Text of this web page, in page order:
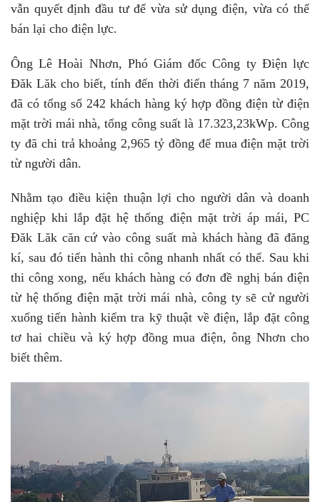
vẫn quyết định đầu tư để vừa sử dụng điện, vừa có thể
bán lại cho điện lực.
Ông Lê Hoài Nhơn, Phó Giám đốc Công ty Điện lực
Đăk Lăk cho biết, tính đến thời điển tháng 7 năm 2019,
đã có tổng số 242 khách hàng ký hợp đồng điện từ điện
mặt trời mái nhà, tổng công suất là 17.323,23kWp. Công
ty đã chi trả khoảng 2,965 tỷ đồng để mua điện mặt trời
từ người dân.
Nhằm tạo điều kiện thuận lợi cho người dân và doanh
nghiệp khi lắp đặt hệ thống điện mặt trời áp mái, PC
Đăk Lăk căn cứ vào công suất mà khách hàng đã đăng
kí, sau đó tiến hành thi công nhanh nhất có thể. Sau khi
thi công xong, nếu khách hàng có đơn đề nghị bán điện
từ hệ thống điện mặt trời mái nhà, công ty sẽ cử người
xuống tiến hành kiểm tra kỹ thuật về điện, lắp đặt công
tơ hai chiều và ký hợp đồng mua điện, ông Nhơn cho
biết thêm.